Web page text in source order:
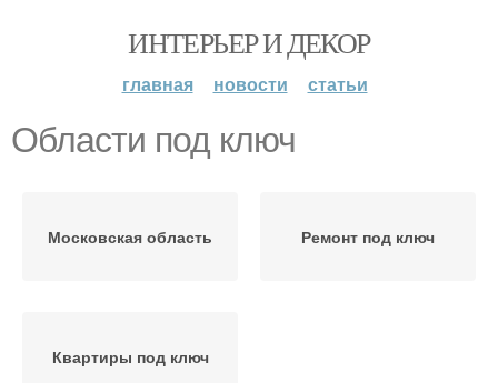
ИНТЕРЬЕР И ДЕКОР
главная новости статьи
Области под ключ
Московская область Ремонт под ключ
Квартиры под ключ